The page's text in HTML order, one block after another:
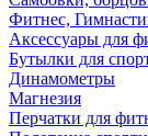
Фитнес,
Аксессуары для
Бутылки для
Динамометры
Магнезия
Перчатки для